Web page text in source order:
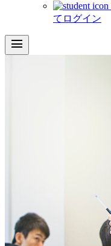
てログイン
menu